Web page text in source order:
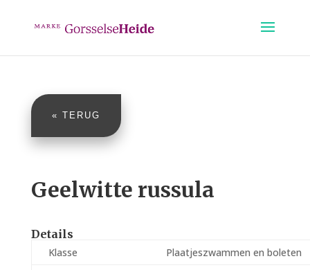
« TERUG
Geelwitte russula
Details
Klasse
Plaatjeszwammen en boleten